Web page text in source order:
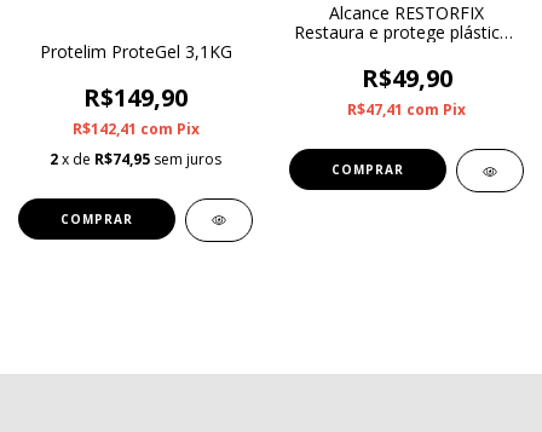
Protelim ProteGel 3,1KG
R$149,90
R$142,41 com Pix
2x de R$74,95 sem juros
Alcance RESTORFIX
Restaura e protege plásticos
R$49,90
R$47,41 com Pix